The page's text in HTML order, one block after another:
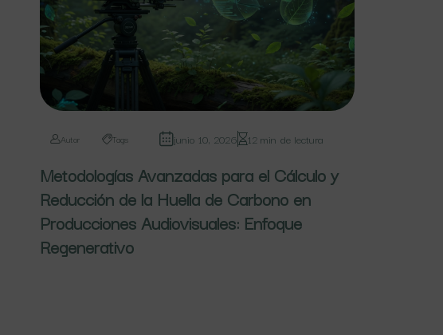
Autor Tags junio 10, 2026 12 min de lectura
Metodologías Avanzadas para el Cálculo y
Reducción de la Huella de Carbono en
Producciones Audiovisuales: Enfoque
Regenerativo